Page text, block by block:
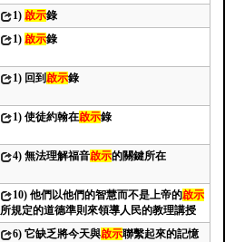
1) 啟示錄
1) 啟示錄
1) 回到啟示錄
1) 使徒約翰在啟示錄
4) 無法理解福音啟示的關鍵所在
10) 他們以他們的智慧而不是上帝的啟示
所規定的道德準則來領導人民的教理講授
6) 它缺乏將今天與啟示聯繫起來的記憶